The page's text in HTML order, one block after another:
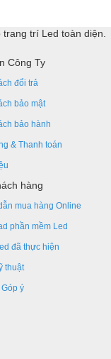
trí Led toàn diện.
Công Ty
đổi trả
bảo mật
bảo hành
& Thanh toán
hàng
mua hàng Online
phần mềm Led
đã thực hiện
thuật
ý